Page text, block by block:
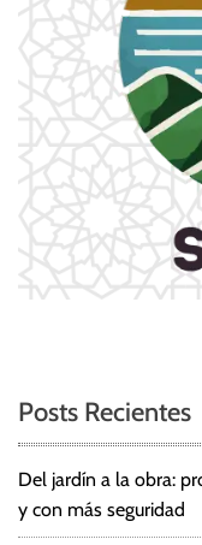
Posts Recientes
Del jardín a la obra:
y con más seguridad